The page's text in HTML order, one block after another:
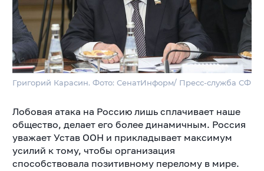
Григорий Карасин. Фото: СенатИнформ/ Пресс-служба СФ
Лобовая атака на Россию лишь сплачивает наше
общество, делает его более динамичным. Россия
уважает Устав ООН и прикладывает максимум
усилий к тому, чтобы организация
способствовала позитивному перелому в мире.